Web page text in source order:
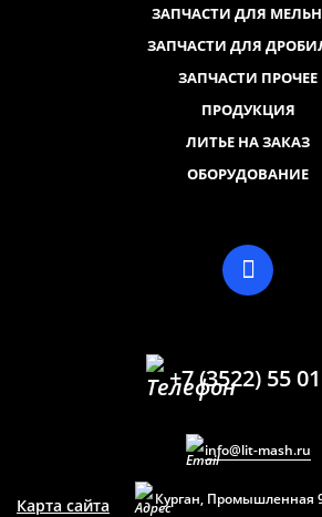
ЗАПЧАСТИ ДЛЯ
ЗАПЧАСТИ ДЛЯ
ЗАПЧАСТИ ПРОЧЕЕ
ПРОДУКЦИЯ
ЛИТЬЕ НА ЗАКАЗ
ОБОРУДОВАНИЕ
+7 (3522) 55
info@lit-mash.ru
Курган, Промышленная
Карта сайта